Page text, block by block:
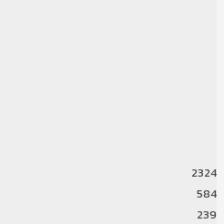
2324
584
239